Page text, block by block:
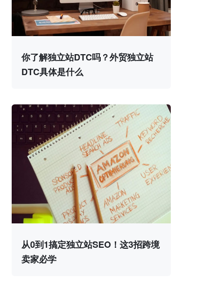
你了解独立站DTC吗？外贸独立站
DTC具体是什么
从0到1搞定独立站SEO！这3招跨境
卖家必学